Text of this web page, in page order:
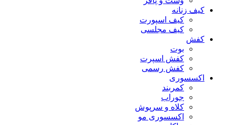
کیف زنانه
کیف اسپورت
کیف مجلسی
کفش
بوت
کفش اسپرت
کفش رسمی
اکسسوری
کمربند
جوراب
کلاه و سرپوش
اکسسوری مو